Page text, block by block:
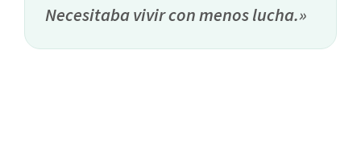
Necesitaba vivir con menos lucha.»